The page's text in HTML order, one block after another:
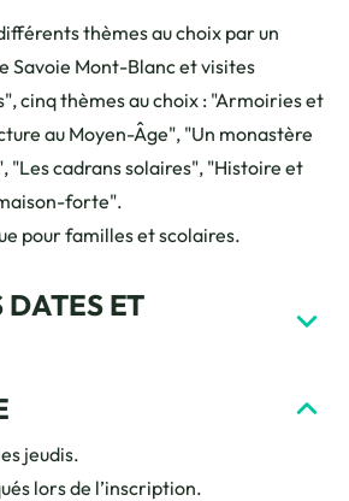
thèmes au choix par un
Savoie Mont-Blanc et visites
cinq thèmes au choix : "Armoiries et
au Moyen-Âge", "Un monastère
"Les cadrans solaires", "Histoire et
forte".
pour familles et scolaires.
DATES ET
jeudis.
lors de l’inscription.